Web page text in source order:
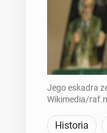
Jego eskadra
Wikimedia/
Historia